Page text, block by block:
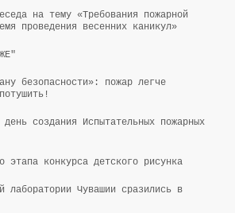
на тему «Требования пожарной
проведения весенних каникул»
безопасности»: пожар легче
создания Испытательных пожарных
этапа конкурса детского рисунка
лаборатории Чувашии сразились в